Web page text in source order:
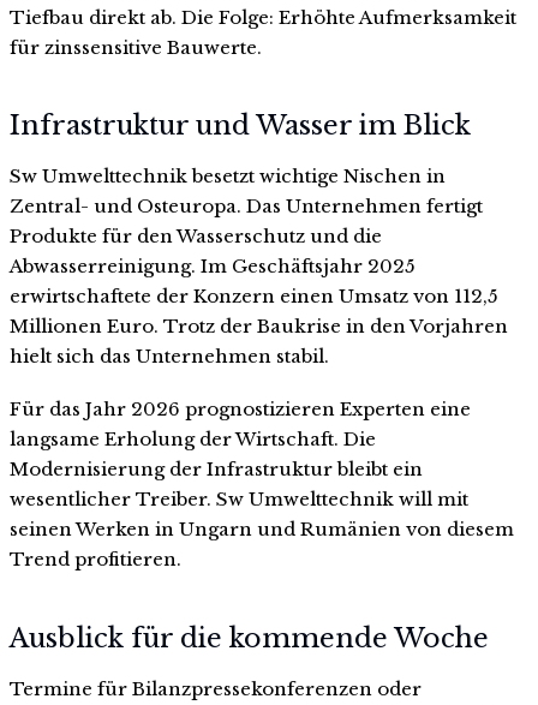
Tiefbau direkt ab. Die Folge: Erhöhte Aufmerksamkeit
für zinssensitive Bauwerte.
Infrastruktur und Wasser im Blick
Sw Umwelttechnik besetzt wichtige Nischen in
Zentral- und Osteuropa. Das Unternehmen fertigt
Produkte für den Wasserschutz und die
Abwasserreinigung. Im Geschäftsjahr 2025
erwirtschaftete der Konzern einen Umsatz von 112,5
Millionen Euro. Trotz der Baukrise in den Vorjahren
hielt sich das Unternehmen stabil.
Für das Jahr 2026 prognostizieren Experten eine
langsame Erholung der Wirtschaft. Die
Modernisierung der Infrastruktur bleibt ein
wesentlicher Treiber. Sw Umwelttechnik will mit
seinen Werken in Ungarn und Rumänien von diesem
Trend profitieren.
Ausblick für die kommende Woche
Termine für Bilanzpressekonferenzen oder